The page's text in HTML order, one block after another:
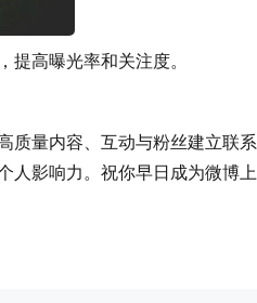
提高曝光率和关注度。
质量内容、互动与粉丝建立联系
人影响力。祝你早日成为微博上